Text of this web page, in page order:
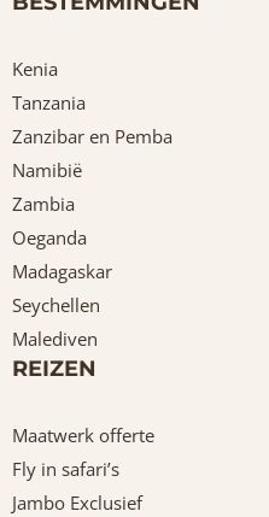
Kenia
Tanzania
Zanzibar en Pemba
Namibië
Zambia
Oeganda
Madagaskar
Seychellen
Malediven
REIZEN
Maatwerk offerte
Fly in safari’s
Jambo Exclusief